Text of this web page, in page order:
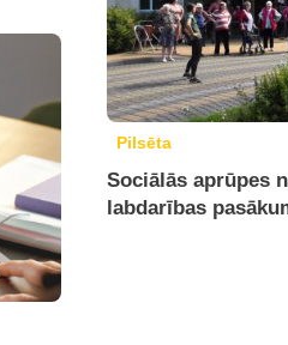
Pilsēta
Sociālās aprūpes
labdarības